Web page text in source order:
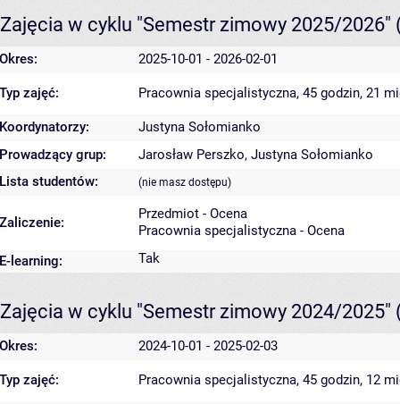
Zajęcia w cyklu "Semestr zimowy 2025/2026"
Okres: 2025-10-01 - 2026-02-01
Typ zajęć: Pracownia specjalistyczna, 45 godzin, 21
Koordynatorzy:
Justyna Sołomianko
Prowadzący grup:
Jarosław Perszko, Justyna Sołomianko
Lista studentów:
(nie masz dostępu)
Zaliczenie:
Przedmiot - Ocena
Pracownia specjalistyczna - Ocena
E-learning:
Tak
Zajęcia w cyklu "Semestr zimowy 2024/2025"
Okres: 2024-10-01 - 2025-02-03
Typ zajęć: Pracownia specjalistyczna, 45 godzin, 12